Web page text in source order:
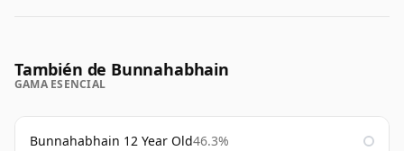
También de Bunnahabhain
GAMA ESENCIAL
Bunnahabhain 12 Year Old46.3%